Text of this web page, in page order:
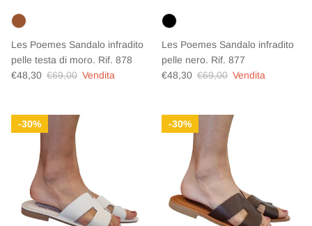
Les Poemes Sandalo infradito
pelle testa di moro. Rif. 878
Prezzo di vendita
€48,30 Prezzo normale
€69,00 Vendita
Les Poemes Sandalo infradito
pelle nero. Rif. 877
Prezzo di vendita
€48,30 Prezzo normale
€69,00 Vendita
30% 30%